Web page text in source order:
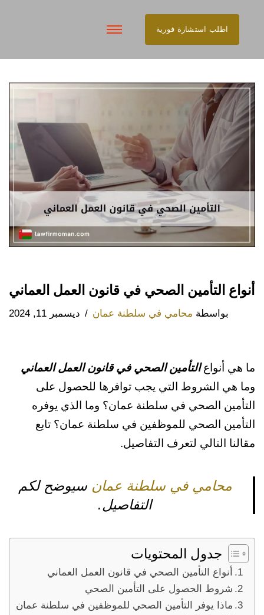
تخطىاطلب استشارة فورية
أنواع التأمين الصحي في قانون العمل العماني
بواسطة محامي في سلطنة عمان ديسمبر 11, 2024
ما هي أنواعالتأمين الصحي في قانون العمل العماني
وما هي الشروط التي يجب توافرها للحصول على
التأمين الصحي في سلطنة عمان؟ وما الذي يوفره
التأمين الصحي للموظفين في سلطنة عمان؟ تابع
مقالنا التالي لتعرف التفاصيل.
محامي في سلطنة عمان سيوضح لكم
التفاصيل.
جدول المحتويات
أنواع التأمين الصحي في قانون العمل العماني
شروط الحصول على التأمين الصحي
ماذا يوفر التأمين الصحي للموظفين في سلطنة عمان